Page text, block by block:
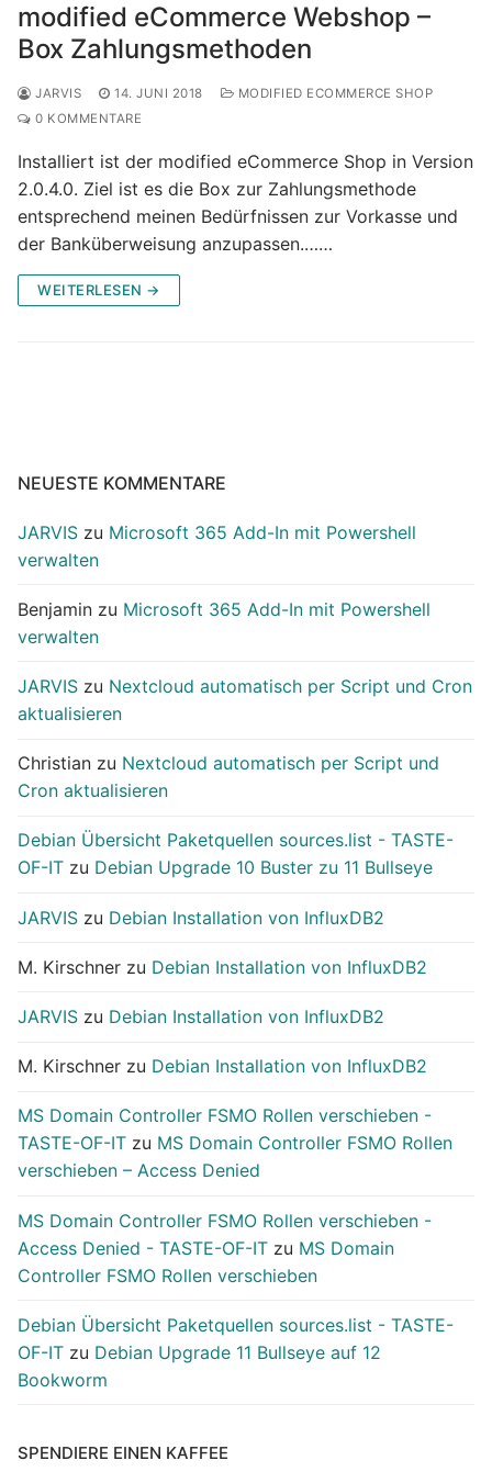
modified eCommerce Webshop –
Box Zahlungsmethoden
JARVIS 14. JUNI 2018
MODIFIED ECOMMERCE SHOP
0 KOMMENTARE
Installiert ist der modified eCommerce Shop in Version
2.0.4.0. Ziel ist es die Box zur Zahlungsmethode
entsprechend meinen Bedürfnissen zur Vorkasse und
der Banküberweisung anzupassen.……
WEITERLESEN →
NEUESTE KOMMENTARE
JARVIS zu Microsoft 365 Add-In mit Powershell
verwalten
Benjamin zu Microsoft 365 Add-In mit Powershell
verwalten
JARVIS zu Nextcloud automatisch per Script und Cron
aktualisieren
Christian zu Nextcloud automatisch per Script und
Cron aktualisieren
Debian Übersicht Paketquellen sources.list - TASTE-
OF-IT zu Debian Upgrade 10 Buster zu 11 Bullseye
JARVIS zu Debian Installation von InfluxDB2
M. Kirschner zu Debian Installation von InfluxDB2
JARVIS zu Debian Installation von InfluxDB2
M. Kirschner zu Debian Installation von InfluxDB2
MS Domain Controller FSMO Rollen verschieben -
TASTE-OF-IT zu MS Domain Controller FSMO Rollen
verschieben – Access Denied
MS Domain Controller FSMO Rollen verschieben -
Access Denied - TASTE-OF-IT zu MS Domain
Controller FSMO Rollen verschieben
Debian Übersicht Paketquellen sources.list - TASTE-
OF-IT zu Debian Upgrade 11 Bullseye auf 12
Bookworm
SPENDIERE EINEN KAFFEE